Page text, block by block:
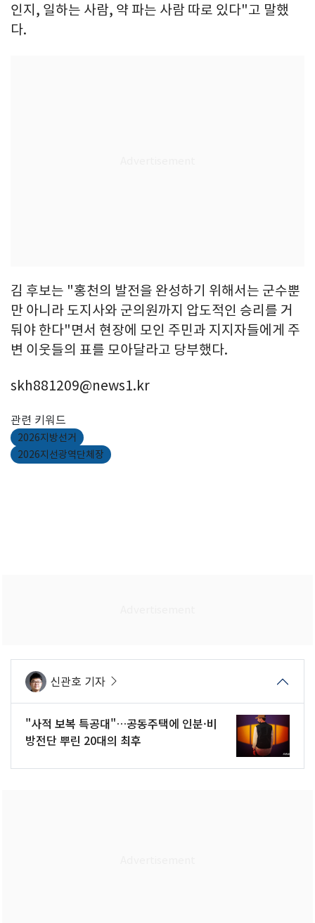
인지, 일하는 사람, 약 파는 사람 따로 있다"고 말했
다.
김 후보는 "홍천의 발전을 완성하기 위해서는 군수뿐
만 아니라 도지사와 군의원까지 압도적인 승리를 거
둬야 한다"면서 현장에 모인 주민과 지지자들에게 주
변 이웃들의 표를 모아달라고 당부했다.
skh881209@news1.kr
관련 키워드
2026지방선거
2026지선광역단체장
신관호 기자
"사적 보복 특공대"…공동주택에 인분·비
방전단 뿌린 20대의 최후